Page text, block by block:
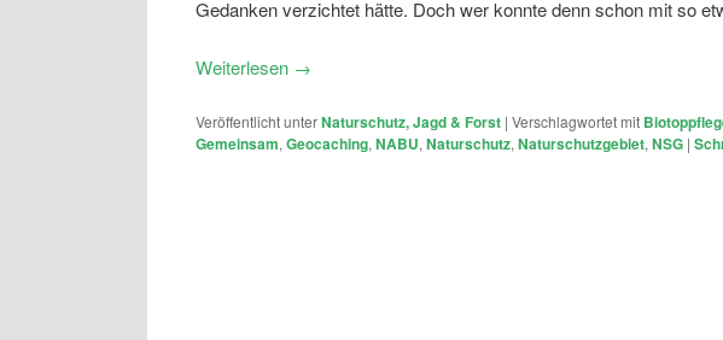
Gedanken verzichtet hätte. Doch wer konnte denn schon mit so
Weiterlesen →
Veröffentlicht unterNaturschutz, Jagd & Forst | Verschlagwortet mit
Gemeinsam, Geocaching, NABU, Naturschutz, Naturschutzgebiet, NSG |